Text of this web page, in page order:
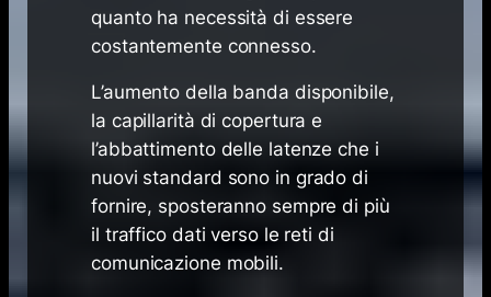
quanto ha necessità di essere
costantemente connesso.
L’aumento della banda disponibile,
la capillarità di copertura e
l’abbattimento delle latenze che i
nuovi standard sono in grado di
fornire, sposteranno sempre di più
il traffico dati verso le reti di
comunicazione mobili.